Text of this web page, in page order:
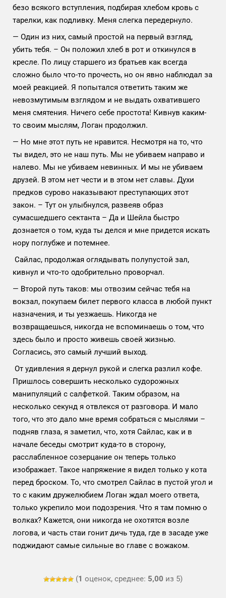
безо всякого вступления, подбирая хлебом кровь с
тарелки, как подливку. Меня слегка передернуло.
— Один из них, самый простой на первый взгляд,
убить тебя. – Он положил хлеб в рот и откинулся в
кресле. По лицу старшего из братьев как всегда
сложно было что-то прочесть, но он явно наблюдал за
моей реакцией. Я попытался ответить таким же
невозмутимым взглядом и не выдать охватившего
меня смятения. Ничего себе простота! Кивнув каким-
то своим мыслям, Логан продолжил.
— Но мне этот путь не нравится. Несмотря на то, что
ты видел, это не наш путь. Мы не убиваем направо и
налево. Мы не убиваем невинных. И мы не убиваем
друзей. В этом нет чести и в этом нет славы. Духи
предков сурово наказывают преступающих этот
закон. – Тут он улыбнулся, развеяв образ
сумасшедшего сектанта – Да и Шейла быстро
дознается о том, куда ты делся и мне придется искать
нору поглубже и потемнее.
Сайлас, продолжая оглядывать полупустой зал,
кивнул и что-то одобрительно проворчал.
— Второй путь таков: мы отвозим сейчас тебя на
вокзал, покупаем билет первого класса в любой пункт
назначения, и ты уезжаешь. Никогда не
возвращаешься, никогда не вспоминаешь о том, что
здесь было и просто живешь своей жизнью.
Согласись, это самый лучший выход.
От удивления я дернул рукой и слегка разлил кофе.
Пришлось совершить несколько судорожных
манипуляций с салфеткой. Таким образом, на
несколько секунд я отвлекся от разговора. И мало
того, что это дало мне время собраться с мыслями –
подняв глаза, я заметил, что, хотя Сайлас, как и в
начале беседы смотрит куда-то в сторону,
расслабленное созерцание он теперь только
изображает. Такое напряжение я видел только у кота
перед броском. То, что смотрел Сайлас в пустой угол и
то с каким дружелюбием Логан ждал моего ответа,
только укрепило мои подозрения. Что я там помню о
волках? Кажется, они никогда не охотятся возле
логова, и часть стаи гонит дичь туда, где в засаде уже
поджидают самые сильные во главе с вожаком.
(1 оценок, среднее: 5,00 из 5)